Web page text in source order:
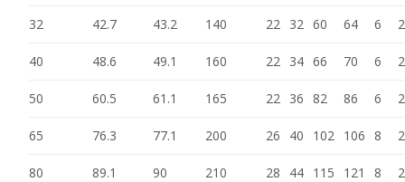
32 42.7 43.2 140 22 32 60 64 6 2
40 48.6 49.1 160 22 34 66 70 6 2
50 60.5 61.1 165 22 36 82 86 6 2
65 76.3 77.1 200 26 40 102 106 8 2
80 89.1 90 210 28 44 115 121 8 2